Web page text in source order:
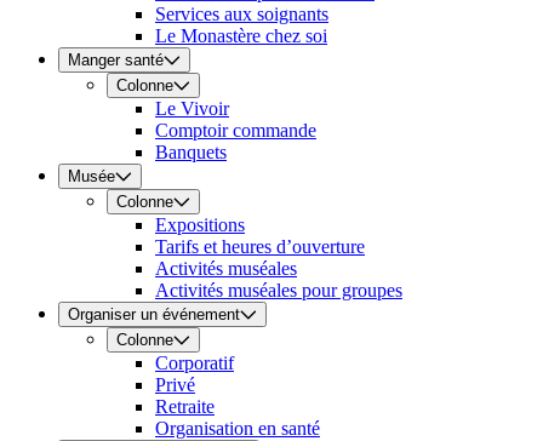
Services aux soignants
Le Monastère chez soi
Manger santé
Colonne
Le Vivoir
Comptoir commande
Banquets
Musée
Colonne
Expositions
Tarifs et heures d’ouverture
Activités muséales
Activités muséales pour groupes
Organiser un événement
Colonne
Corporatif
Privé
Retraite
Organisation en santé